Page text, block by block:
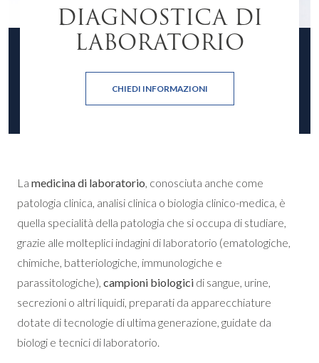
DIAGNOSTICA DI
LABORATORIO
CHIEDI INFORMAZIONI
La medicina di laboratorio, conosciuta anche come
patologia clinica, analisi clinica o biologia clinico-medica, è
quella specialità della patologia che si occupa di studiare,
grazie alle molteplici indagini di laboratorio (ematologiche,
chimiche, batteriologiche, immunologiche e
parassitologiche), campioni biologici di sangue, urine,
secrezioni o altri liquidi, preparati da apparecchiature
dotate di tecnologie di ultima generazione, guidate da
biologi e tecnici di laboratorio.